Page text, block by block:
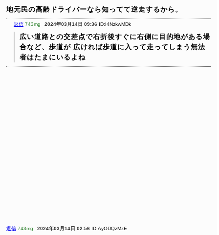
地元民の高齢ドライバーなら知ってて逆走するから。
返信 743mg 2024年03月14日 09:36 ID:I4NzkwMDk
広い道路との交差点で右折後すぐに右側に目的地がある場
合など、歩道が 広ければ歩道に入って走ってしまう無法
者はたまにいるよね
返信 743mg 2024年03月14日 02:56 ID:AyODQzMzE